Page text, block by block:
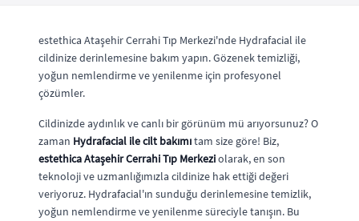
estethica Ataşehir Cerrahi Tıp Merkezi'nde Hydrafacial ile
cildinize derinlemesine bakım yapın. Gözenek temizliği,
yoğun nemlendirme ve yenilenme için profesyonel
çözümler.
Cildinizde aydınlık ve canlı bir görünüm mü arıyorsunuz? O
zaman Hydrafacial ile cilt bakımıtam size göre! Biz,
estethica Ataşehir Cerrahi Tıp Merkeziolarak, en son
teknoloji ve uzmanlığımızla cildinize hak ettiği değeri
veriyoruz. Hydrafacial'ın sunduğu derinlemesine temizlik,
yoğun nemlendirme ve yenilenme süreciyle tanışın. Bu